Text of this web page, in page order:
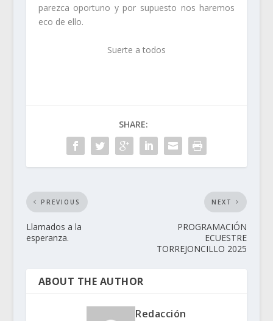
parezca oportuno y por supuesto nos haremos
eco de ello.
Suerte a todos
SHARE:
PREVIOUS
Llamados a la
esperanza.
NEXT
PROGRAMACIÓN
ECUESTRE
TORREJONCILLO 2025
ABOUT THE AUTHOR
Redacción